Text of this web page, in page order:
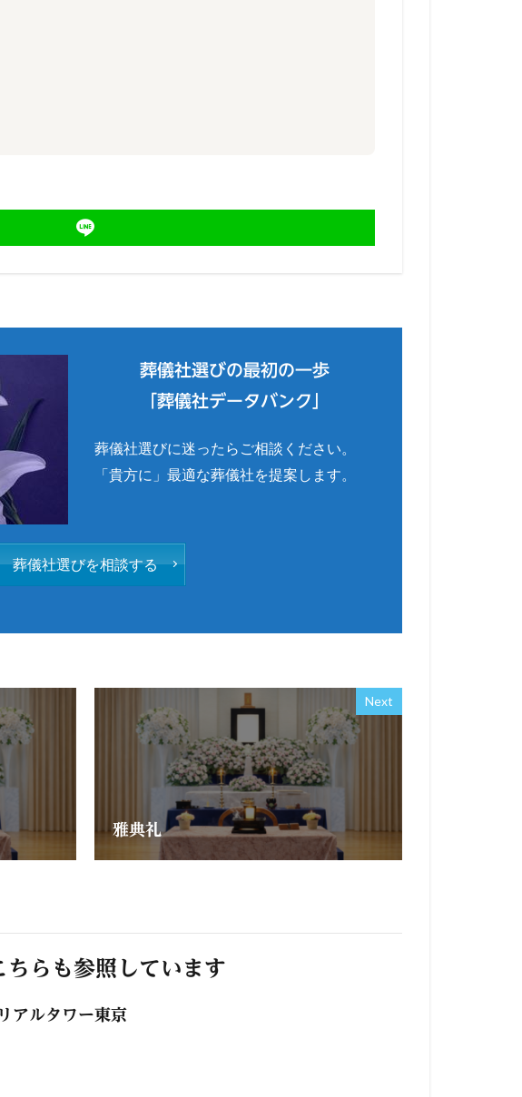
葬儀社選びの最初の一歩
「葬儀社データバンク」
葬儀社選びに迷ったらご相談ください。
「貴方に」最適な葬儀社を提案します。
葬儀社選びを相談する
Next
雅典礼
ちらも参照しています
アルタワー東京